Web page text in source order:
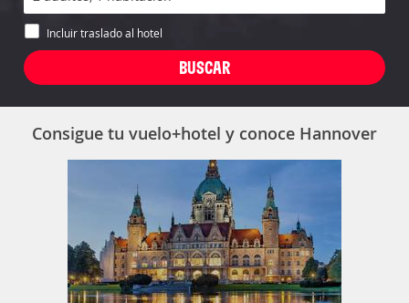
Incluir traslado al hotel
Consigue tu vuelo+hotel y conoce Hannover